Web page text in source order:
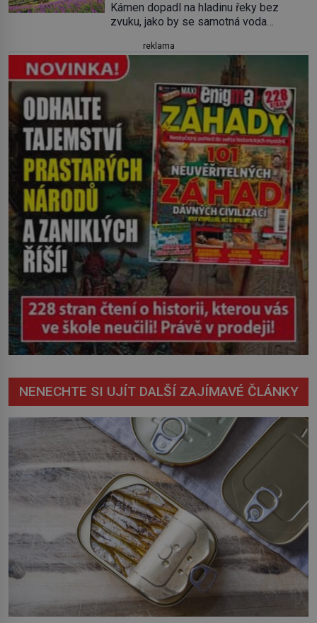
Ruža Vlajna má být v tu chvíli mrtvá celé
století. Vesnice Kisiljevo v
nevyřízené účty. […]
Kámen dopadl na hladinu řeky bez
zvuku, jako by se samotná voda
bolestně strhl ruku, ale další úder ho
zasáhl dříve, než si vůbec uvědomil
pohyb: tiše, nelidsky přesně. „Odkud…?“
zachrčel starší student, ale v houštině
na břehu nebyl nikdo, kdo by po nich
mohl cokoliv házet. A když se […]
reklama
NENECHTE SI UJÍT DALŠÍ ZAJÍMAVÉ ČLÁNKY